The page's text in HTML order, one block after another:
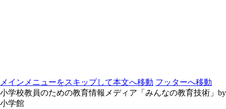
メインメニューをスキップして本文へ移動 フッターへ移動
小学校教員のための教育情報メディア「みんなの教育技術」by
小学館